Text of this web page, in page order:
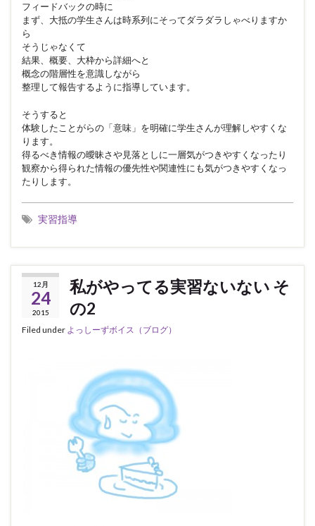
フィードバックの時に
まず、大抵の学生さんは時系列にそってダラダラしゃべりますか
ら
そうじゃなくて
結果、概要、大枠から詳細へと
概念の階層性を意識しながら
整理して報告するように指導しています。
そうすると
体験したことがらの「意味」を明確に学生さんが理解しやすくな
ります。
得るべき情報の曖昧さや見落としに一層気がつきやすくなったり
観察から得られた情報の優先性や関連性にも気がつきやすくなっ
たりします。
実習指導
12月
24
2015
私がやってる実習ないない そ
の2
Filed under よっしーずボイス（ブログ）